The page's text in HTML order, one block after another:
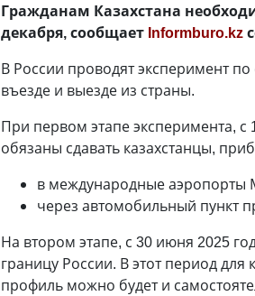
Гражданам Казахстана
декабря, сообщает Informburo.kz
В России проводят эксперимент
въезде и выезде из страны.
При первом этапе эксперимента, с
обязаны сдавать казахстанцы,
в международные аэропорты
через автомобильный пункт
На втором этапе, с 30 июня 2025
границу России. В этот период
профиль можно будет и